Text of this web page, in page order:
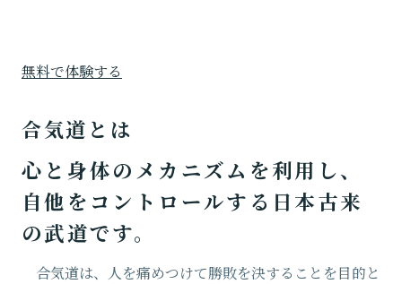
無料で体験する
合気道とは
心と身体のメカニズムを利用し、
自他をコントロールする日本古来
の武道です。
合気道は、人を痛めつけて勝敗を決することを目的と